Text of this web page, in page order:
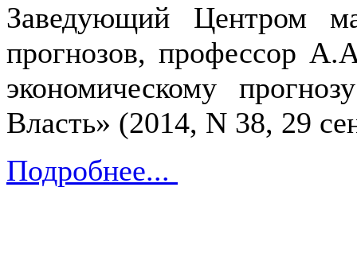
Заведующий Центром
прогнозов, профессор
экономическому
Власть» (2014, N 38, 29
Подробнее...